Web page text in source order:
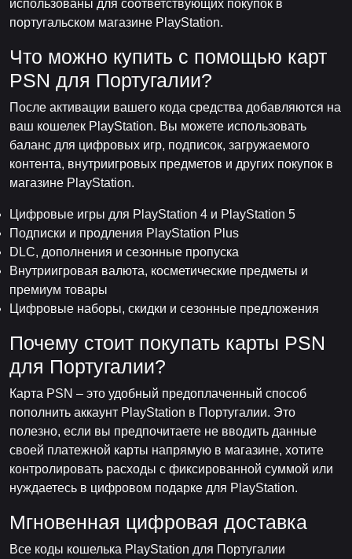
использованы для соответствующих покупок в
португальском магазине PlayStation.
Что можно купить с помощью карт
PSN для Португалии?
После активации вашего кода средства добавляются на
ваш кошелек PlayStation. Вы можете использовать
баланс для цифровых игр, подписок, загружаемого
контента, внутриигровых предметов и других покупок в
магазине PlayStation.
Цифровые игры для PlayStation 4 и PlayStation 5
Подписки и продления PlayStation Plus
DLC, дополнения и сезонные пропуска
Внутриигровая валюта, косметические предметы и
премиум товары
Цифровые наборы, скидки и сезонные предложения
Почему стоит покупать карты PSN
для Португалии?
Карта PSN – это удобный предоплаченный способ
пополнить аккаунт PlayStation в Португалии. Это
полезно, если вы предпочитаете не вводить данные
своей платежной карты напрямую в магазине, хотите
контролировать расходы с фиксированной суммой или
нуждаетесь в цифровом подарке для PlayStation.
Мгновенная цифровая доставка
Все коды кошелька PlayStation для Португалии